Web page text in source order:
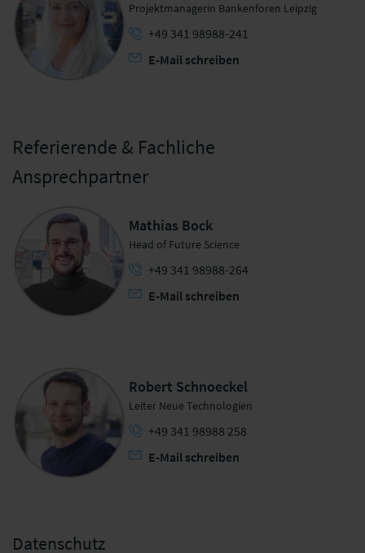
Projektmanagerin Bankenforen Leipzig
+49 341 98988-241
E-Mail schreiben
Referierende & Fachliche
Ansprechpartner
Mathias Bock
Head of Future Science
+49 341 98988-264
E-Mail schreiben
Robert Schnoeckel
Leiter Neue Technologien
+49 341 98988 258
E-Mail schreiben
Datenschutz